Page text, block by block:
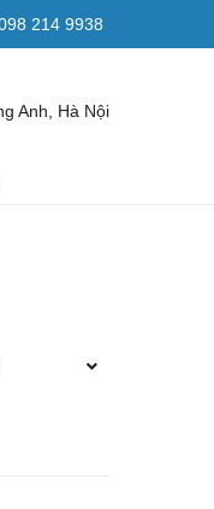
214 9938
Anh, Hà Nội